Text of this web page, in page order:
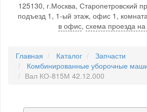
125130, г.Москва, Старопетровский
подъезд 1, 1-ый этаж, офис 1,
в офис, схема проезда на
Главная Каталог
Запчасти
Комбинированные уборочные
Вал КО-815М 42.12.000